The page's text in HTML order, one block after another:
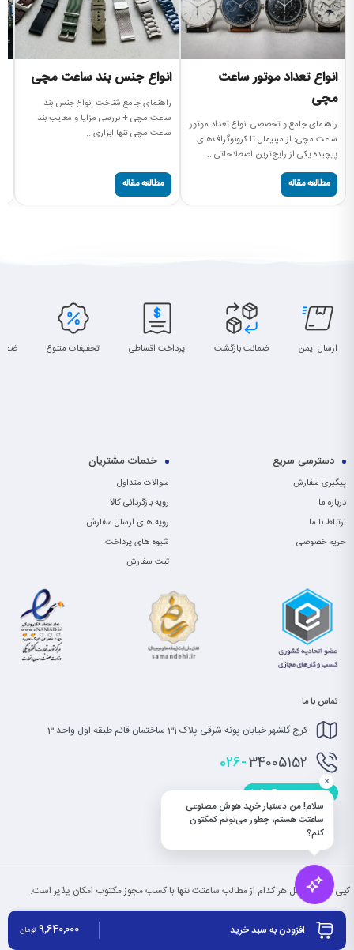
انواع تعداد موتور ساعت
مچی
راهنمای جامع و تخصصی انواع تعداد موتور
ساعت مچی: از مینیمال تا کرونوگراف‌های
پیچیده یکی از رایج‌ترین اصطلاحاتی...
مطالعه مقاله
انواع جنس بند ساعت مچی
راهنمای جامع شناخت انواع جنس بند
ساعت مچی + بررسی مزایا و معایب بند
ساعت مچی تنها ابزاری...
مطالعه مقاله
افزودن به سبد خرید 9,640,000 تومان
ارسال ایمن ضمانت بازگشت پرداخت اقساطی تخفیفات متنوع
دسترسی سریع
پیگیری سفارش
درباره ما
ارتباط با ما
حریم خصوصی
خدمات مشتریان
سوالات متداول
رویه بازگردانی کالا
رویه های ارسال سفارش
شیوه های پرداخت
ثبت سفارش
تماس با ما
کرج گلشهر خیابان پونه شرقی پلاک 31 ساختمان قائم طبقه اول واحد 3
026-34005152
info@saatet.com
کپی بخش یا کل هر کدام از مطالب ساعتت تنها با کسب مجوز مکتوب امکان پذیر است.
سلام! من دستیار خرید هوش مصنوعی
ساعتت هستم، چطور می‌تونم کمکتون
کنم؟
×